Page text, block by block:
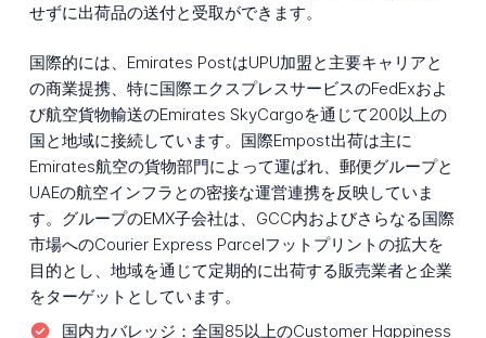
せずに出荷品の送付と受取ができます。
国際的には、Emirates PostはUPU加盟と主要キャリアと
の商業提携、特に国際エクスプレスサービスのFedExおよ
び航空貨物輸送のEmirates SkyCargoを通じて200以上の
国と地域に接続しています。国際Empost出荷は主に
Emirates航空の貨物部門によって運ばれ、郵便グループと
UAEの航空インフラとの密接な運営連携を反映していま
す。グループのEMX子会社は、GCC内およびさらなる国際
市場へのCourier Express Parcelフットプリントの拡大を
目的とし、地域を通じて定期的に出荷する販売業者と企業
をターゲットとしています。
国内カバレッジ： 全国85以上のCustomer Happiness